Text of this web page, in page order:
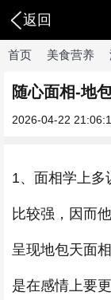
返回
首页 美食营养
随心面相-地
2026-04-22
1、面相学上多
比较强，因而
呈现地包天面
是在感情上要